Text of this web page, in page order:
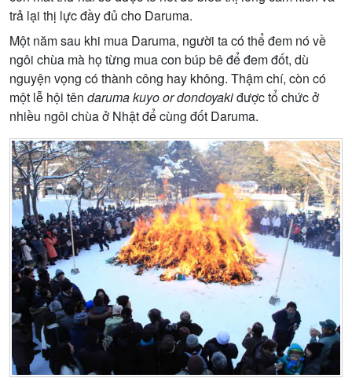
trả lại thị lực đầy đủ cho Daruma.
Một năm sau khi mua Daruma, người ta có thể đem nó về
ngôi chùa mà họ từng mua con búp bê để đem đốt, dù
nguyện vọng có thành công hay không. Thậm chí, còn có
một lễ hội têndaruma kuyo or dondoyakiđược tổ chức ở
nhiều ngôi chùa ở Nhật để cùng đốt Daruma.